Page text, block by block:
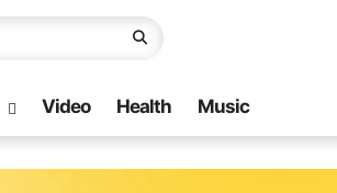
Video Health Music